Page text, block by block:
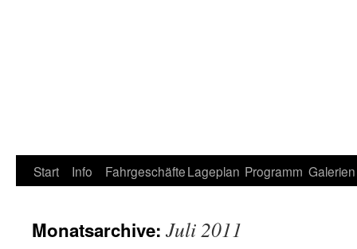
Start Info FahrgeschäfteLageplan Programm Galerien
Monatsarchive: Juli 2011